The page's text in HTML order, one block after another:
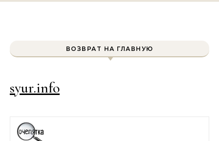
ВОЗВРАТ НА ГЛАВНУЮ
syur.info